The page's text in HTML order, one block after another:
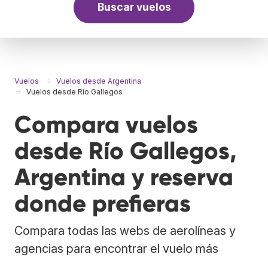
Buscar vuelos
Vuelos
Vuelos desde Argentina
Vuelos desde Río Gallegos
Compara vuelos
desde Río Gallegos,
Argentina y reserva
donde prefieras
Compara todas las webs de aerolíneas y
agencias para encontrar el vuelo más